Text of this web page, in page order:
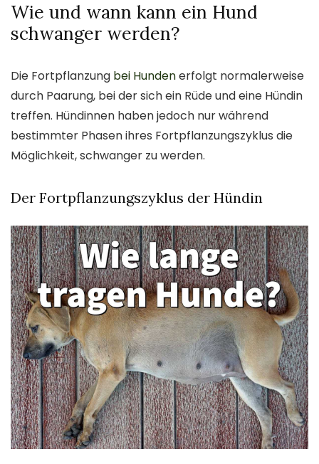
Wie und wann kann ein Hund
schwanger werden?
Die Fortpflanzung bei Hundenerfolgt normalerweise
durch Paarung, bei der sich ein Rüde und eine Hündin
treffen. Hündinnen haben jedoch nur während
bestimmter Phasen ihres Fortpflanzungszyklus die
Möglichkeit, schwanger zu werden.
Der Fortpflanzungszyklus der Hündin